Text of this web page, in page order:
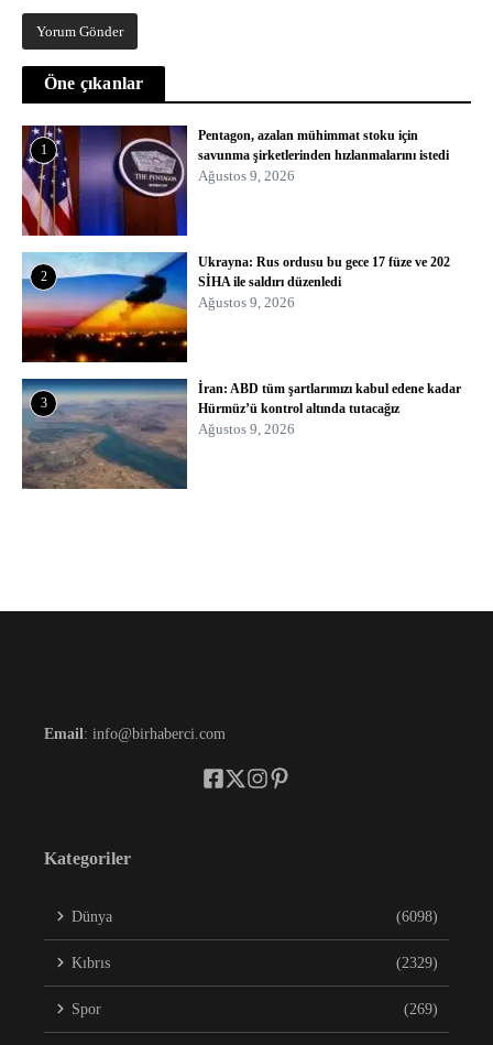
Öne çıkanlar
1
Pentagon, azalan mühimmat stoku için
savunma şirketlerinden hızlanmalarını istedi
Ağustos 9, 2026
2
Ukrayna: Rus ordusu bu gece 17 füze ve 202
SİHA ile saldırı düzenledi
Ağustos 9, 2026
3
İran: ABD tüm şartlarımızı kabul edene kadar
Hürmüz’ü kontrol altında tutacağız
Ağustos 9, 2026
Email : info@birhaberci.com
Kategoriler
Dünya (6098)
Kıbrıs (2329)
Spor (269)